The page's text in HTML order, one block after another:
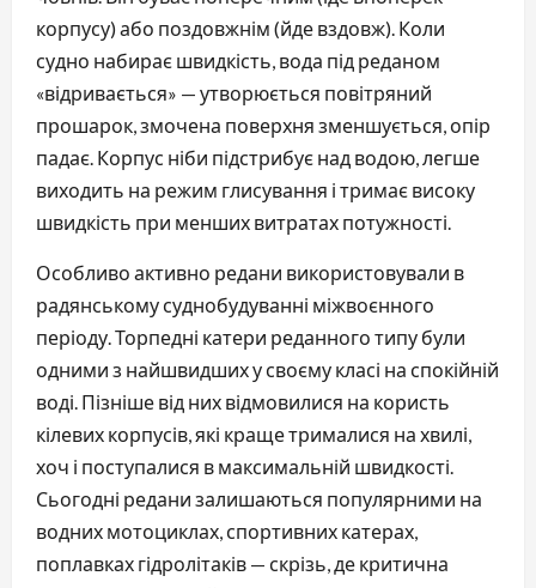
корпусу) або поздовжнім (йде вздовж). Коли
судно набирає швидкість, вода під реданом
«відривається» — утворюється повітряний
прошарок, змочена поверхня зменшується, опір
падає. Корпус ніби підстрибує над водою, легше
виходить на режим глисування і тримає високу
швидкість при менших витратах потужності.
Особливо активно редани використовували в
радянському суднобудуванні міжвоєнного
періоду. Торпедні катери реданного типу були
одними з найшвидших у своєму класі на спокійній
воді. Пізніше від них відмовилися на користь
кілевих корпусів, які краще трималися на хвилі,
хоч і поступалися в максимальній швидкості.
Сьогодні редани залишаються популярними на
водних мотоциклах, спортивних катерах,
поплавках гідролітаків — скрізь, де критична